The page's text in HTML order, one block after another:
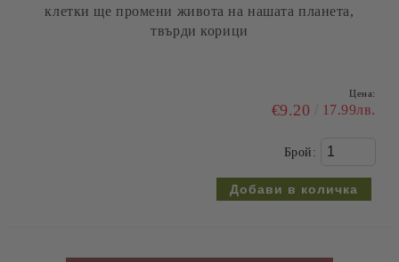
клетки ще промени живота на нашата планета,
твърди корици
Цена:
€9.20 17.99лв.
Брой: